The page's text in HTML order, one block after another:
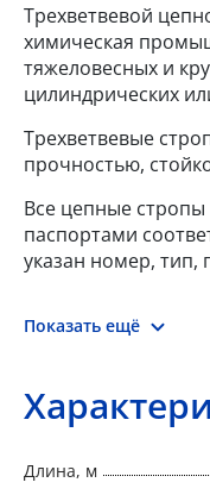
Трехветвевой
химическая
тяжеловесных и
цилиндрических
Трехветвевые
прочностью,
Все цепные стропы
паспортами
указан номер, тип,
Показать ещё
Длина, м